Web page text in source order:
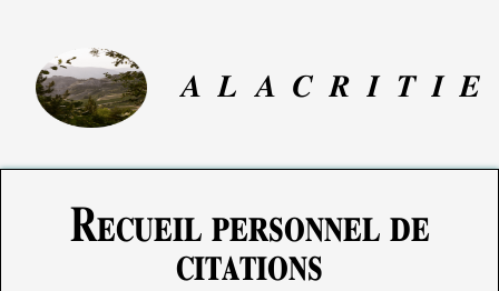
A L A C R I T I E
Recueil personnel de
citations